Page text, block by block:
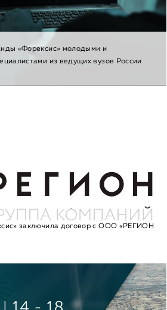
«Форексис» молодыми и
из ведущих вузов России
заключила договор с ООО «РЕГИОН